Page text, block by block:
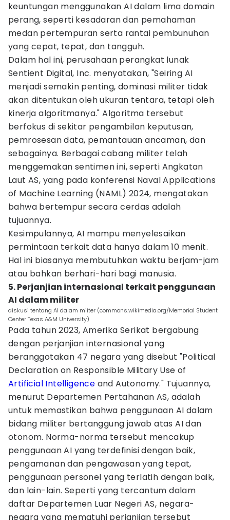
keuntungan menggunakan AI dalam lima domain
perang, seperti kesadaran dan pemahaman
medan pertempuran serta rantai pembunuhan
yang cepat, tepat, dan tangguh.
Dalam hal ini, perusahaan perangkat lunak
Sentient Digital, Inc. menyatakan, "Seiring AI
menjadi semakin penting, dominasi militer tidak
akan ditentukan oleh ukuran tentara, tetapi oleh
kinerja algoritmanya." Algoritma tersebut
berfokus di sekitar pengambilan keputusan,
pemrosesan data, pemantauan ancaman, dan
sebagainya. Berbagai cabang militer telah
menggemakan sentimen ini, seperti Angkatan
Laut AS, yang pada konferensi Naval Applications
of Machine Learning (NAML) 2024, mengatakan
bahwa bertempur secara cerdas adalah
tujuannya.
Kesimpulannya, AI mampu menyelesaikan
permintaan terkait data hanya dalam 10 menit.
Hal ini biasanya membutuhkan waktu berjam-jam
atau bahkan berhari-hari bagi manusia.
5. Perjanjian internasional terkait penggunaan
AI dalam militer
diskusi tentang AI dalam miiter (commons.wikimedia.org/Memorial Student
Center Texas A&M University)
Pada tahun 2023, Amerika Serikat bergabung
dengan perjanjian internasional yang
beranggotakan 47 negara yang disebut "Political
Declaration on Responsible Military Use of
Artificial Intelligence and Autonomy." Tujuannya,
menurut Departemen Pertahanan AS, adalah
untuk memastikan bahwa penggunaan AI dalam
bidang militer bertanggung jawab atas AI dan
otonom. Norma-norma tersebut mencakup
penggunaan AI yang terdefinisi dengan baik,
pengamanan dan pengawasan yang tepat,
penggunaan personel yang terlatih dengan baik,
dan lain-lain. Seperti yang tercantum dalam
daftar Departemen Luar Negeri AS, negara-
negara yang mematuhi perjanjian tersebut